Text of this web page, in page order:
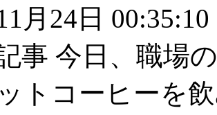
月24日 00:35:10
事 今日、職場
トコーヒーを